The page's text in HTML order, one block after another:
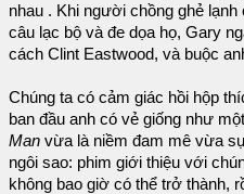
nhau . Khi người chồng ghẻ
câu lạc bộ và đe dọa họ, Gary
cách Clint Eastwood, và buộc
Chúng ta có cảm giác hồi hộp
ban đầu anh có vẻ giống như
Man vừa là niềm đam mê vừa
ngôi sao: phim giới thiệu với
không bao giờ có thể trở thành,